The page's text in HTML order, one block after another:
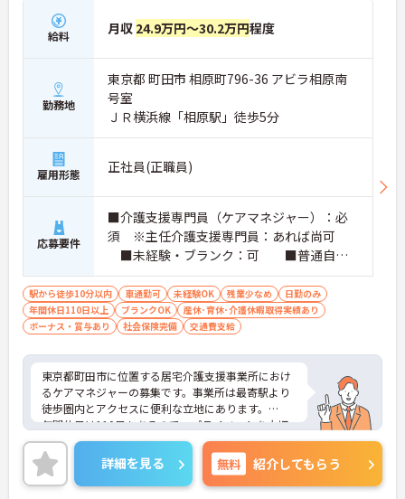
給料 月収 24.9万円～30.2万円程度
勤務地
東京都 町田市 相原町796-36 アビラ相原南
号室
ＪＲ横浜線「相原駅」徒歩5分
雇用形態 正社員(正職員)
応募要件
■介護支援専門員（ケアマネジャー）：必
須 ※主任介護支援専門員：あれば尚可
■未経験・ブランク：可 ■普通自動
車運転免許（AT限定可）：必須
駅から徒歩10分以内 車通勤可 未経験OK 残業少なめ
日勤のみ
年間休日110日以上
ブランクOK
産休･育休･介護休暇取得実績あり
ボーナス・賞与あり
社会保険完備 交通費支給
東京都町田市に位置する居宅介護支援事業所におけ
るケアマネジャーの募集です。事業所は最寄駅より
徒歩圏内とアクセスに便利な立地にあります。
年間休日は110日もあるので、プライベートを大切
にしながらご勤務いただけます。
ご興味のある方には、面接対策ポイントなど、さら
に詳細をお話しいたしますのでお気軽にご相談くだ
さい！
詳細を見る 無料 紹介してもらう